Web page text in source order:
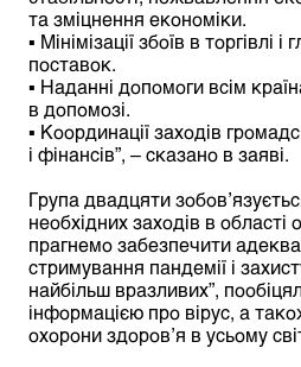
та зміцнення економіки.
▪ Мінімізації збоїв в торгівлі
поставок.
▪ Наданні допомоги всім
в допомозі.
▪ Координації заходів
і фінансів”, – сказано в заяві.
Група двадцяти
необхідних заходів в області
прагнемо забезпечити
стримування пандемії і
найбільш вразливих”,
інформацією про вірус, а
охорони здоров’я в усьому